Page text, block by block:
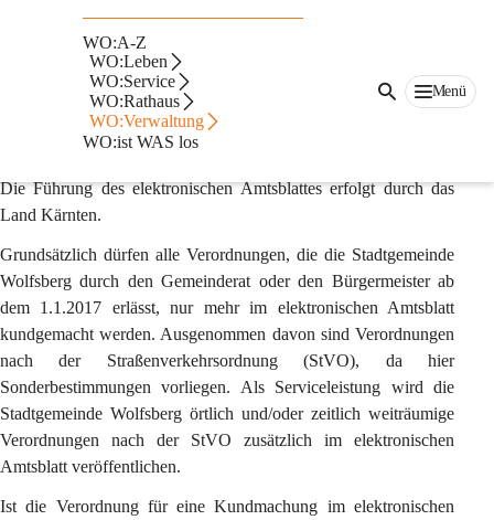
WO:A-Z
WO:Leben
WO:Service
WO:Rathaus
WO:Verwaltung
WO:ist WAS los
Menü
Elektronisches Amtsblatt
Gemäß §§ 15, 80 und 80a Kärntner Allgemeine
Gemeindeordnung (K-AGO) wird ab 1.1.2017 die Amtstafel
betreffend die Kundmachung von Verordnungen der
Stadtgemeinde Wolfsberg durch das elektronisch geführte
Amtsblatt ersetzt.
Die Führung des elektronischen Amtsblattes erfolgt durch das
Land Kärnten.
Grundsätzlich dürfen alle Verordnungen, die die Stadtgemeinde
Wolfsberg durch den Gemeinderat oder den Bürgermeister ab
dem 1.1.2017 erlässt, nur mehr im elektronischen Amtsblatt
kundgemacht werden. Ausgenommen davon sind Verordnungen
nach der Straßenverkehrsordnung (StVO), da hier
Sonderbestimmungen vorliegen. Als Serviceleistung wird die
Stadtgemeinde Wolfsberg örtlich und/oder zeitlich weiträumige
Verordnungen nach der StVO zusätzlich im elektronischen
Amtsblatt veröffentlichen.
Ist die Verordnung für eine Kundmachung im elektronischen